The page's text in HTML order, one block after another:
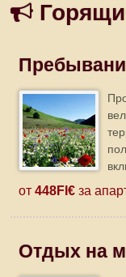
от448FI€ за
Отдых на